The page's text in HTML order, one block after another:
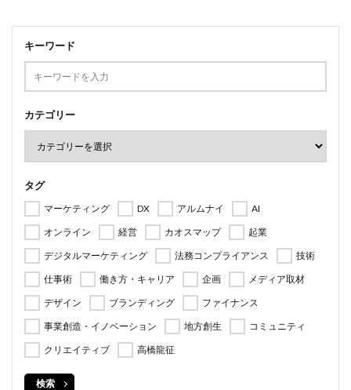
キーワード
カテゴリー
タグ
マーケティング DX アルムナイ
AI
オンライン
経営 カオスマップ
起業
デジタルマーケティング
法務コンプライアンス
技術
仕事術
働き方・キャリア 企画
メディア取材
デザイン
ブランディング
ファイナンス
事業創造・イノベーション
地方創生
コミュニティ
クリエイティブ
高橋龍征
検索